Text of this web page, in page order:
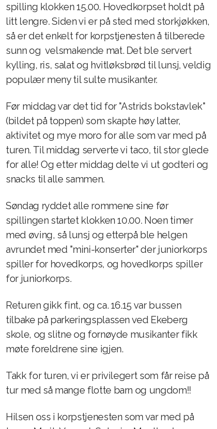
spilling klokken 15.00. Hovedkorpset holdt på
litt lengre. Siden vi er på sted med storkjøkken,
så er det enkelt for korpstjenesten å tilberede
sunn og velsmakende mat. Det ble servert
kylling, ris, salat og hvitløksbrød til lunsj, veldig
populær meny til sulte musikanter.
Før middag var det tid for "Astrids bokstavlek"
(bildet på toppen) som skapte høy latter,
aktivitet og mye moro for alle som var med på
turen. Til middag serverte vi taco, til stor glede
for alle! Og etter middag delte vi ut godteri og
snacks til alle sammen.
Søndag ryddet alle rommene sine før
spillingen startet klokken 10.00. Noen timer
med øving, så lunsj og etterpå ble helgen
avrundet med "mini-konserter" der juniorkorps
spiller for hovedkorps, og hovedkorps spiller
for juniorkorps.
Returen gikk fint, og ca. 16.15 var bussen
tilbake på parkeringsplassen ved Ekeberg
skole, og slitne og fornøyde musikanter fikk
møte foreldrene sine igjen.
Takk for turen, vi er privilegert som får reise på
tur med så mange flotte barn og ungdom!!
Hilsen oss i korpstjenesten som var med på